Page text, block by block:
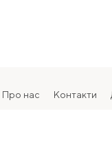
Про нас Контакти